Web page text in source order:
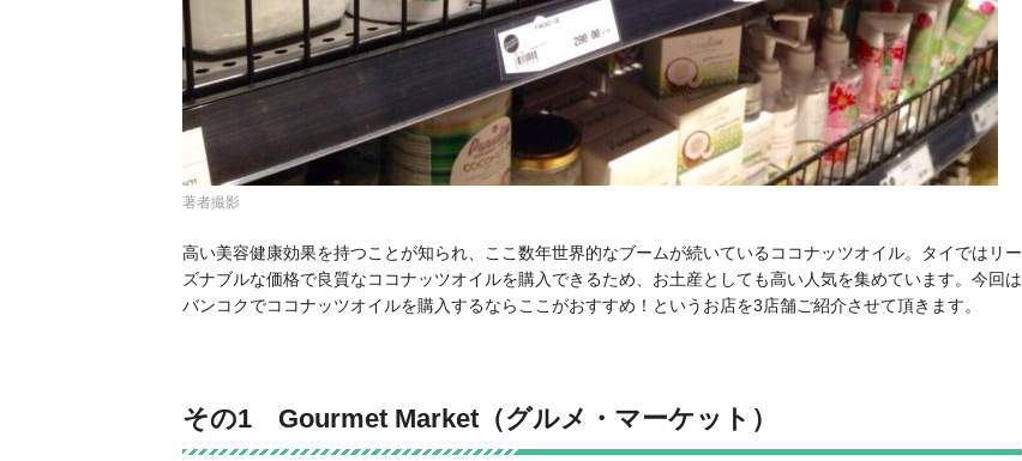
著者撮影
高い美容健康効果を持つことが知られ、ここ数年世界的なブームが続いているココナッツオイル。タイではリー
ズナブルな価格で良質なココナッツオイルを購入できるため、お土産としても高い人気を集めています。今回は
バンコクでココナッツオイルを購入するならここがおすすめ！というお店を3店舗ご紹介させて頂きます。
その1 Gourmet Market（グルメ・マーケット）